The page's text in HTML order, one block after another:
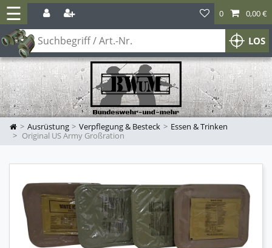
☰
LOS
0 0,00 €
Ausrüstung Verpflegung & Besteck
Essen & Trinken
Original US Army Großration